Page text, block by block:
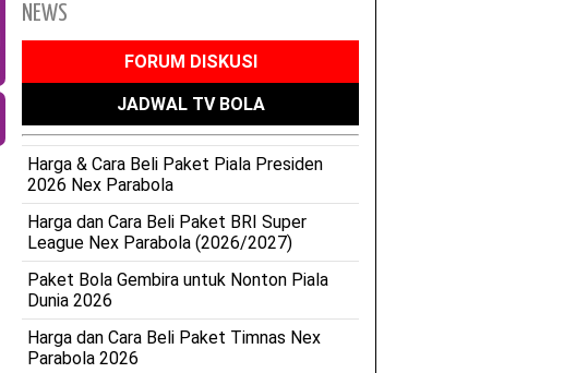
NEWS
FORUM DISKUSI
JADWAL TV BOLA
Harga & Cara Beli Paket Piala Presiden
2026 Nex Parabola
Harga dan Cara Beli Paket BRI Super
League Nex Parabola (2026/2027)
Paket Bola Gembira untuk Nonton Piala
Dunia 2026
Harga dan Cara Beli Paket Timnas Nex
Parabola 2026